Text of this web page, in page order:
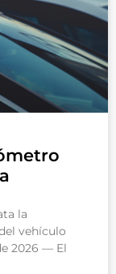
la
vehículo
2026 — El